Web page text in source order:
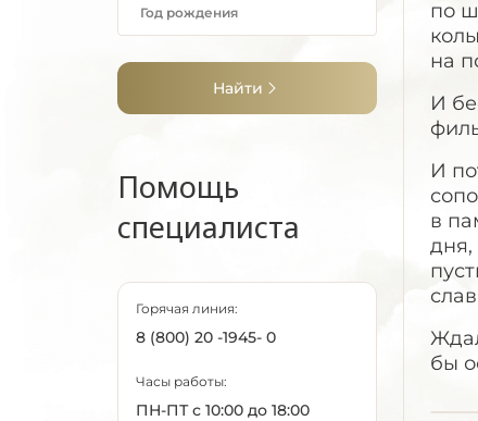
Найти
Помощь
специалиста
Горячая линия:
8 (800) 20 -1945- 0
Часы работы:
ПН-ПТ с 10:00 до 18:00
по
на
И
И
в
дня,
бы